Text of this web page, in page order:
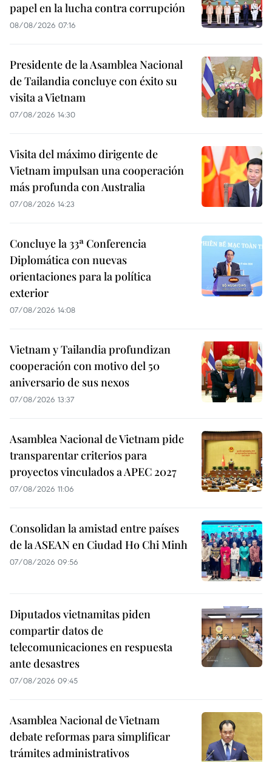
papel en la lucha contra corrupción
08/08/2026 07:16
Presidente de la Asamblea Nacional
de Tailandia concluye con éxito su
visita a Vietnam
07/08/2026 14:30
Visita del máximo dirigente de
Vietnam impulsan una cooperación
más profunda con Australia
07/08/2026 14:23
Concluye la 33ª Conferencia
Diplomática con nuevas
orientaciones para la política
exterior
07/08/2026 14:08
Vietnam y Tailandia profundizan
cooperación con motivo del 50
aniversario de sus nexos
07/08/2026 13:37
Asamblea Nacional de Vietnam pide
transparentar criterios para
proyectos vinculados a APEC 2027
07/08/2026 11:06
Consolidan la amistad entre países
de la ASEAN en Ciudad Ho Chi Minh
07/08/2026 09:56
Diputados vietnamitas piden
compartir datos de
telecomunicaciones en respuesta
ante desastres
07/08/2026 09:45
Asamblea Nacional de Vietnam
debate reformas para simplificar
trámites administrativos